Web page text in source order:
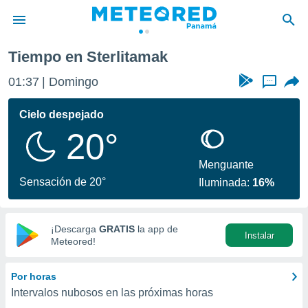
de
ha
calidad.
a este
las
y
digital
basada
Tiempo en Sterlitamak
01:37 Domingo ...
Cielo despejado
20°
Sensación de 20°
Menguante
Iluminada: 16%
¡Descarga GRATIS la app de
Meteored!
Instalar
Por horas
Intervalos nubosos en las próximas horas